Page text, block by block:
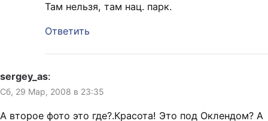
Там нельзя, там нац. парк.
Ответить
sergey_as:
Сб, 29 Мар, 2008 в 23:35
А второе фото это где?.Красота! Это под Оклендом? А